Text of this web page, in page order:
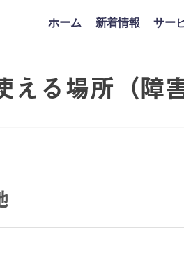
ホーム 新着情報 サー
える場所（障